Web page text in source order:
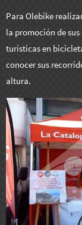
Para Olebike
la promoción de
turísticas en
conocer sus
altura.